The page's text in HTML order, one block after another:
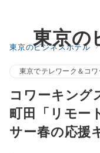
東京の
東京のビジネスホテル
東京でテレワーク＆コ
コワーキング
町田「リモー
サー春の応援